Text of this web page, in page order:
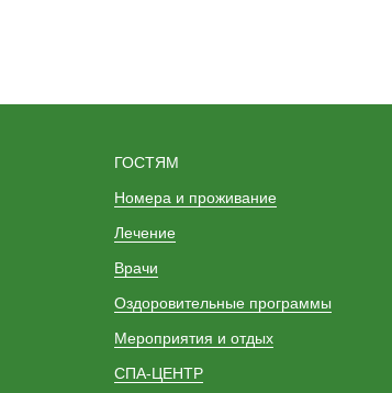
ГОСТЯМ
Номера и проживание
Лечение
Врачи
Оздоровительные программы
Мероприятия и отдых
СПА-ЦЕНТР